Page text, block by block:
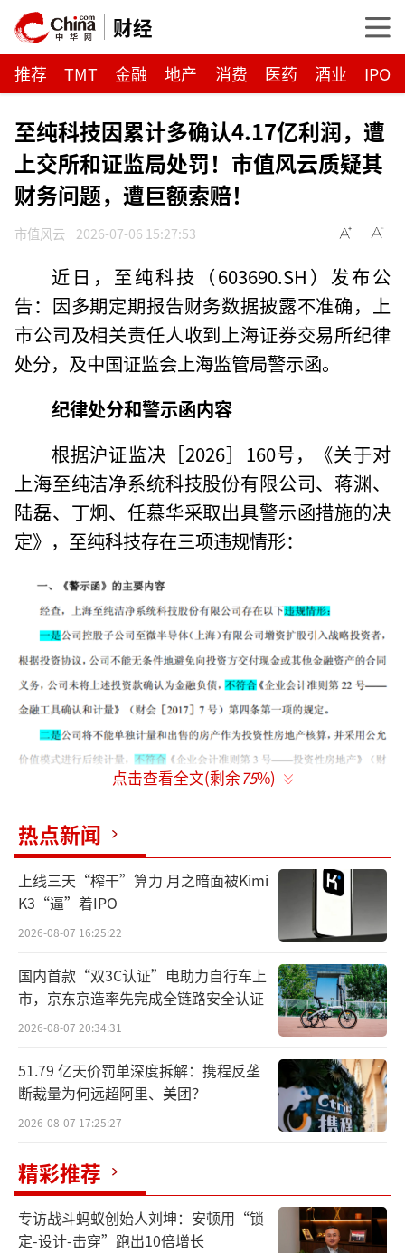
财经
推荐 TMT 金融 地产 消费 医药 酒业 IPO
至纯科技因累计多确认4.17亿利润，遭
上交所和证监局处罚！市值风云质疑其
财务问题，遭巨额索赔！
市值风云 2026-07-06 15:27:53
近日，至纯科技（603690.SH）发布公
告：因多期定期报告财务数据披露不准确，上
市公司及相关责任人收到上海证券交易所纪律
处分，及中国证监会上海监管局警示函。
纪律处分和警示函内容
根据沪证监决［2026］160号，《关于对
上海至纯洁净系统科技股份有限公司、蒋渊、
陆磊、丁炯、任慕华采取出具警示函措施的决
定》，至纯科技存在三项违规情形：
《至纯科技：关于收到上海证监局警示函的公告-2026-06-27》
根据《上海证券交易所纪律处分决定书》
〔2026〕98号，至纯科技2021年多确认0.31亿
净利润，2022年多确认0.80亿净利润，2023年
多确认1.47亿净利润，2024年多确认1.59亿净
利润。
2021年至2024年，至纯科技共调减净利润
4.17亿，占同期更正后累计净利润5.48亿的7
6%。
点击查看全文(剩余75%)
热点新闻
上线三天“榨干”算力 月之暗面被Kimi
K3“逼”着IPO
2026-08-07 16:25:22
国内首款“双3C认证”电助力自行车上
市，京东京造率先完成全链路安全认证
2026-08-07 20:34:31
51.79 亿天价罚单深度拆解：携程反垄
断裁量为何远超阿里、美团？
2026-08-07 17:25:27
精彩推荐
专访战斗蚂蚁创始人刘坤：安顿用“锁
定-设计-击穿”跑出10倍增长